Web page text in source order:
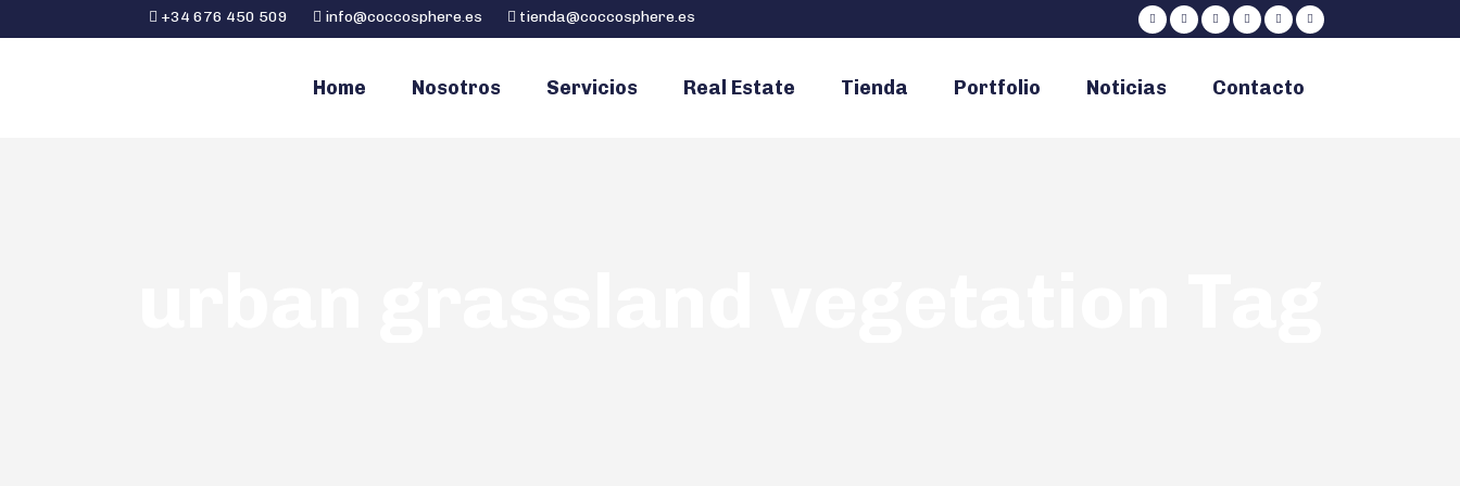
+34 676 450 509 info@coccosphere.es tienda@coccosphere.es
Home Nosotros Servicios Real Estate Tienda Portfolio Noticias Contacto